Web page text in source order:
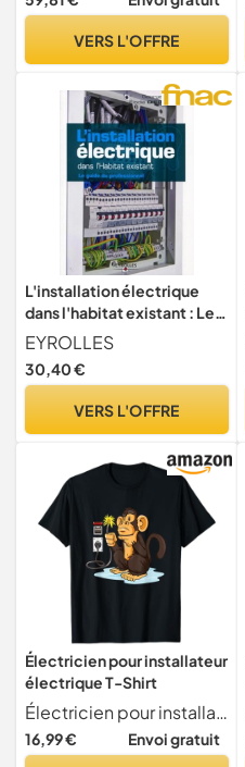
courant de construction
– Prises PCE
VERS L'OFFRE
L'installation électrique
dans l'habitat existant : Le
guide du professionnel
EYROLLES
30,40 €
VERS L'OFFRE
Électricien pour installateur
électrique T-Shirt
Électricien pour installateur électrique
16,99 € Envoi gratuit